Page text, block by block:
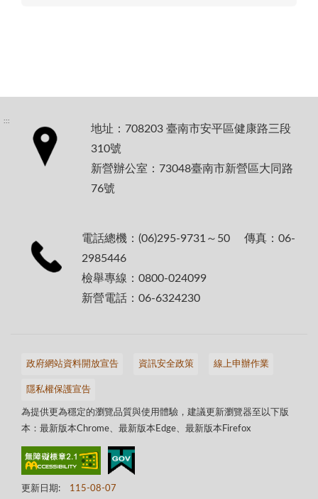
:::
地址：708203 臺南市安平區健康路三段
310號
新營辦公室：73048臺南市新營區大同路
76號
電話總機：(06)295-9731～50 傳真：06-
2985446
檢舉專線：0800-024099
新營電話：06-6324230
政府網站資料開放宣告 資訊安全政策 線上申辦作業
隱私權保護宣告
為提供更為穩定的瀏覽品質與使用體驗，建議更新瀏覽器至以下版
本：最新版本Chrome、最新版本Edge、最新版本Firefox
更新日期: 115-08-07